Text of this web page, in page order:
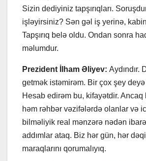
Sizin dediyiniz tapşırıqları.
işləyirsiniz? Sən gəl iş yerinə,
Tapşırıq belə oldu. Ondan sonra
məlumdur.
Prezident İlham Əliyev: Aydındır.
getmək istəmirəm. Bir çox şey
Hesab edirəm bu, kifayətdir. Ancaq
həm rəhbər vəzifələrdə olanlar və
bilməliyik real mənzərə nədən
addımlar ataq. Biz hər gün, hər
maraqlarını qorumalıyıq.